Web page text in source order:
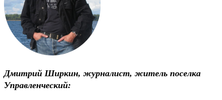
Дмитрий Ширкин, журналист, житель поселка
Управленческий: